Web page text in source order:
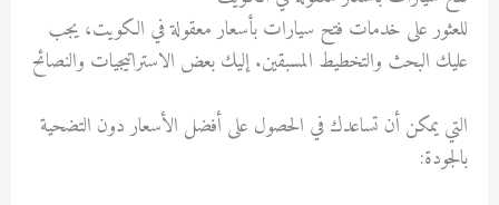
للعثور على خدمات فتح سيارات بأسعار معقولة في الكويت، يجب
عليك البحث والتخطيط المسبقين. إليك بعض الاستراتيجيات والنصائح
التي يمكن أن تساعدك في الحصول على أفضل الأسعار دون التضحية
بالجودة: